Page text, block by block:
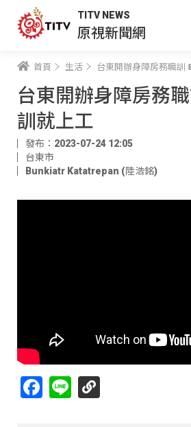
TITV NEWS
原視新聞網
首頁 生活 台東開辦身障房務職訓
台東開辦身障房務
訓就上工
發布：2023-07-24 12:05
台東市
Bunkiatr Katatrepan (陸浩銘)
Facebook
Line